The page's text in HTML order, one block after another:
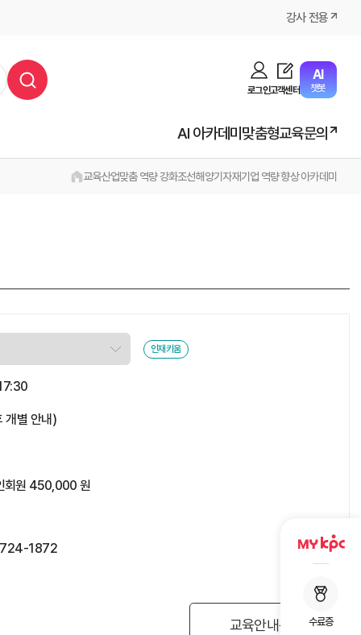
강사 전용
로그인고객센터
AI
챗봇
AI 아카데미맞춤형교육문의
수료증
교육산업맞춤 역량 강화조선해양기자재기업 역량 향상 아카데미
인재키움
개별 안내)
회원 450,000 원
1872
교육안내문